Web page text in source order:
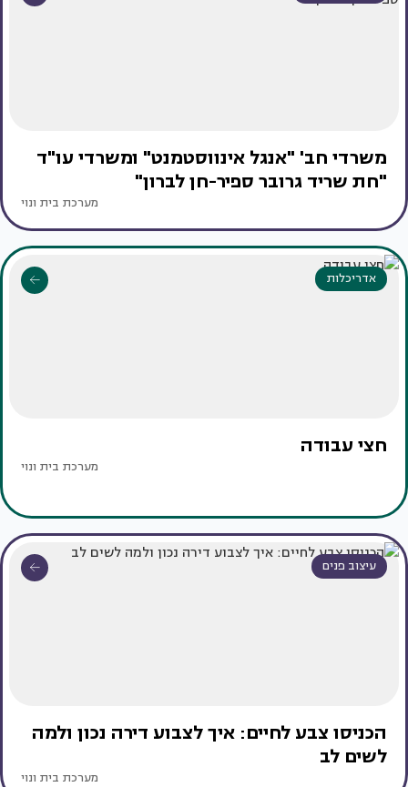
משרדי חב' "אנגל אינווסטמנט" ומשרדי עו"ד
"חת שריד גרובר ספיר-חן לברון"
מערכת בית ונוי
אדריכלות
חצי עבודה
מערכת בית ונוי
עיצוב פנים
הכניסו צבע לחיים: איך לצבוע דירה נכון ולמה
לשים לב
מערכת בית ונוי